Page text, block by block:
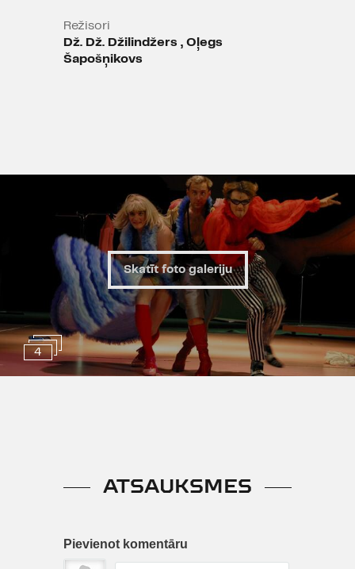
Režisori
Dž. Dž. Džilindžers , Oļegs
Šapošņikovs
4
Skatīt foto galeriju
ATSAUKSMES
Pievienot komentāru